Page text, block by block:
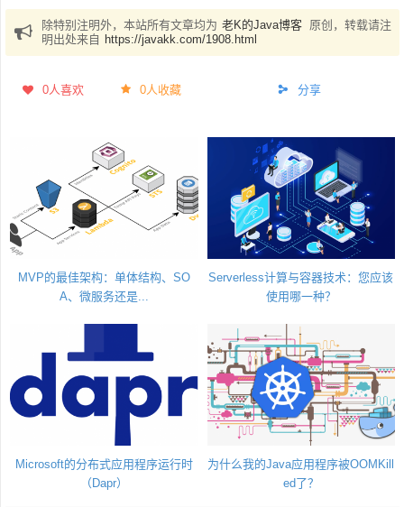
除特别注明外，本站所有文章均为 老K的Java博客 原创，转载请注
明出处来自 https://javakk.com/1908.html
0人喜欢 0人收藏 分享
MVP的最佳架构：单体结构、SO
A、微服务还是...
Serverless计算与容器技术：您应该
使用哪一种？
Microsoft的分布式应用程序运行时
（Dapr）
为什么我的Java应用程序被OOMKill
ed了？